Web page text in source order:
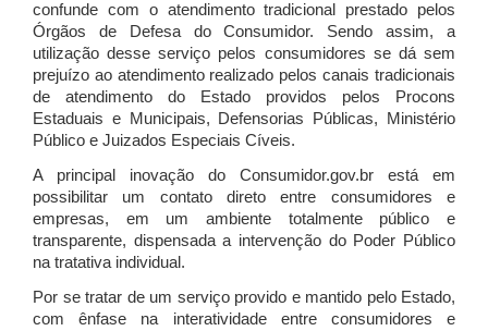
confunde com o atendimento tradicional prestado pelos
Órgãos de Defesa do Consumidor. Sendo assim, a
utilização desse serviço pelos consumidores se dá sem
prejuízo ao atendimento realizado pelos canais tradicionais
de atendimento do Estado providos pelos Procons
Estaduais e Municipais, Defensorias Públicas, Ministério
Público e Juizados Especiais Cíveis.
A principal inovação do Consumidor.gov.br está em
possibilitar um contato direto entre consumidores e
empresas, em um ambiente totalmente público e
transparente, dispensada a intervenção do Poder Público
na tratativa individual.
Por se tratar de um serviço provido e mantido pelo Estado,
com ênfase na interatividade entre consumidores e